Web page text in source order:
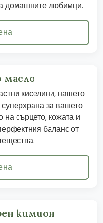
домашните любимци.
масло
киселини, нашето
за вашето
на сърцето, кожата и
баланс от
кимион